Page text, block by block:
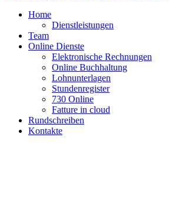
Home
Dienstleistungen
Team
Online Dienste
Elektronische Rechnungen
Online Buchhaltung
Lohnunterlagen
Stundenregister
730 Online
Fatture in cloud
Rundschreiben
Kontakte